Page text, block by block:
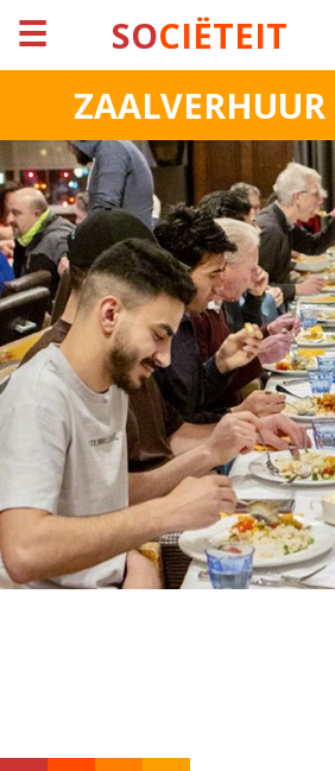
☰ SOCIËTEIT
ZAALVERHUUR